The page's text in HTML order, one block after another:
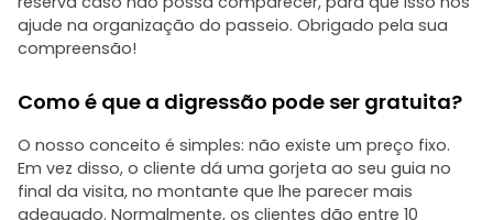
ajude na organização do passeio. Obrigado pela sua
compreensão!
Como é que a digressão pode ser gratuita?
O nosso conceito é simples: não existe um preço fixo.
Em vez disso, o cliente dá uma gorjeta ao seu guia no
final da visita, no montante que lhe parecer mais
adequado. Normalmente, os clientes dão entre 10